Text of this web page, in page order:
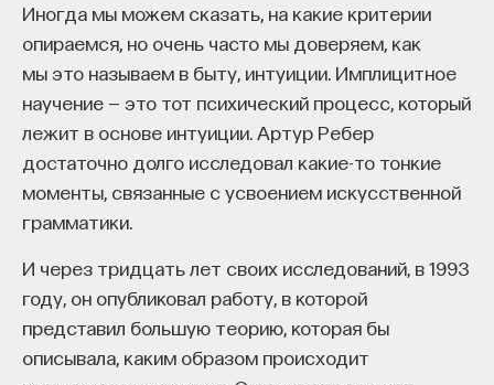
Иногда мы можем сказать, на какие критерии
опираемся, но очень часто мы доверяем, как
мы это называем в быту, интуиции. Имплицитное
научение — это тот психический процесс, который
лежит в основе интуиции. Артур Ребер
достаточно долго исследовал какие-то тонкие
моменты, связанные с усвоением искусственной
грамматики.
И через тридцать лет своих исследований, в 1993
году, он опубликовал работу, в которой
представил большую теорию, которая бы
описывала, каким образом происходит